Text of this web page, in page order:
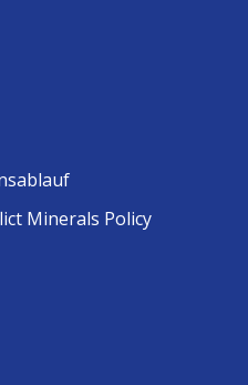
Minerals Policy